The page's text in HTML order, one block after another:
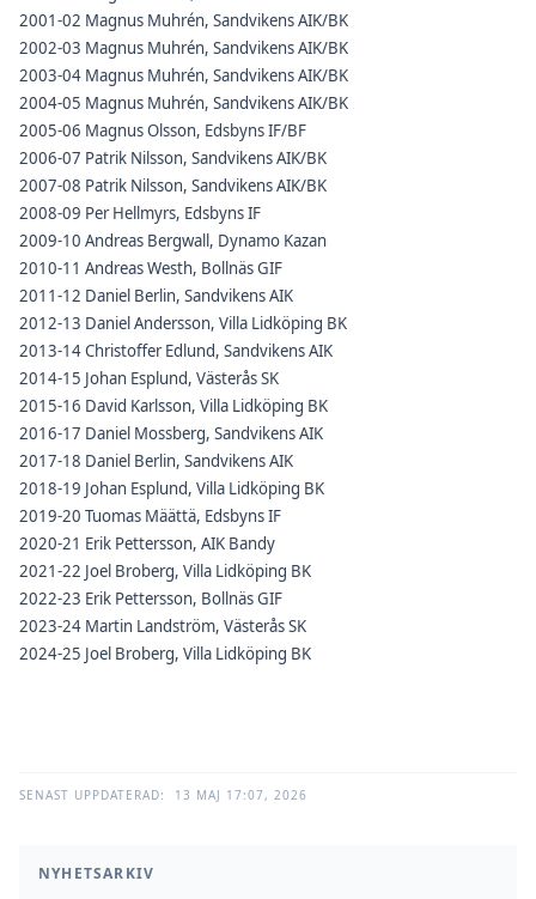
NYHETSARKIV
2001-02 Magnus Muhrén, Sandvikens AIK/BK
2002-03 Magnus Muhrén, Sandvikens AIK/BK
2003-04 Magnus Muhrén, Sandvikens AIK/BK
2004-05 Magnus Muhrén, Sandvikens AIK/BK
2005-06 Magnus Olsson, Edsbyns IF/BF
2006-07 Patrik Nilsson, Sandvikens AIK/BK
2007-08 Patrik Nilsson, Sandvikens AIK/BK
2008-09 Per Hellmyrs, Edsbyns IF
2009-10 Andreas Bergwall, Dynamo Kazan
2010-11 Andreas Westh, Bollnäs GIF
2011-12 Daniel Berlin, Sandvikens AIK
2012-13 Daniel Andersson, Villa Lidköping BK
2013-14 Christoffer Edlund, Sandvikens AIK
2014-15 Johan Esplund, Västerås SK
2015-16 David Karlsson, Villa Lidköping BK
2016-17 Daniel Mossberg, Sandvikens AIK
2017-18 Daniel Berlin, Sandvikens AIK
2018-19 Johan Esplund, Villa Lidköping BK
2019-20 Tuomas Määttä, Edsbyns IF
2020-21 Erik Pettersson, AIK Bandy
2021-22 Joel Broberg, Villa Lidköping BK
2022-23 Erik Pettersson, Bollnäs GIF
2023-24 Martin Landström, Västerås SK
2024-25 Joel Broberg, Villa Lidköping BK
SENAST UPPDATERAD: 13 MAJ 17:07, 2026